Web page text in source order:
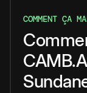
COMMENT ÇA